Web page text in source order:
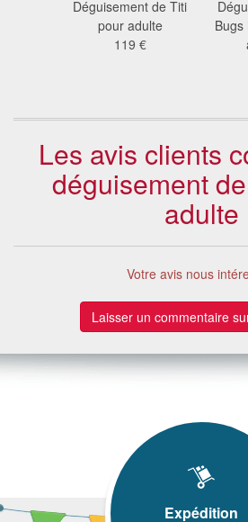
Déguisement de Titi
pour adulte
119 €
Bugs
Les avis clients
déguisement
adulte
Votre avis nous
Laisser un commentaire
Expédition